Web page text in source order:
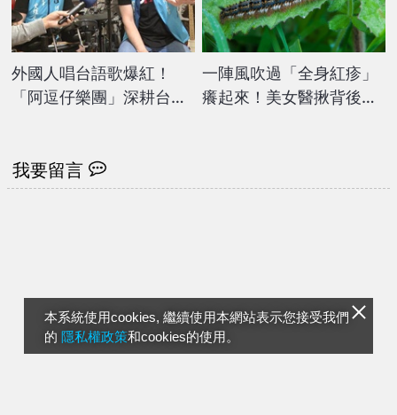
本系統使用cookies, 繼續使用本網站表示您接受我們
的 隱私權政策和cookies的使用。
外國人唱台語歌爆紅！
「阿逗仔樂團」深耕台灣
一陣風吹過「全身紅疹」
癢起來！美女醫揪背後元
我要留言